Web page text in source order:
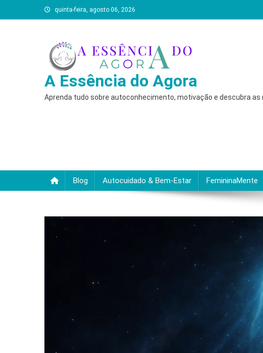
to
quinta-feira, agosto 06, 2026
A Essência do Agora
Aprenda tudo sobre autoconhecimento, motivação e descubra as
Blog Autocuidado & Bem-Estar FemininaMente